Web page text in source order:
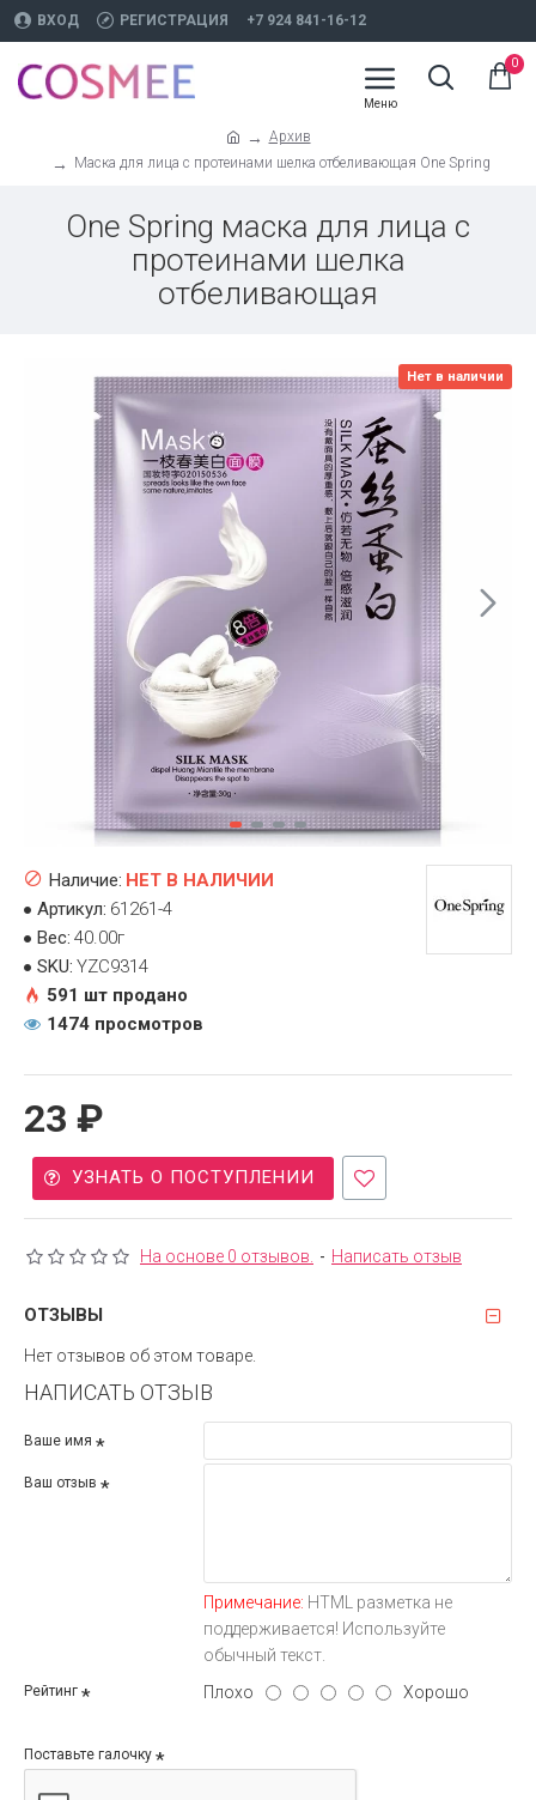
ВХОД РЕГИСТРАЦИЯ +7 924 841-16-12
0
Архив
Маска для лица с протеинами шелка отбеливающая One Spring
One Spring маска для лица с
протеинами шелка
отбеливающая
Нет в наличии
На основе 0 отзывов. - Написать отзыв
23 ₽
Наличие: НЕТ В НАЛИЧИИ
Артикул: 61261-4
Вес: 40.00г
SKU: YZC9314
591 шт продано
1474 просмотров
УЗНАТЬ О ПОСТУПЛЕНИИ
ОТЗЫВЫ
Нет отзывов об этом товаре.
НАПИСАТЬ ОТЗЫВ
Ваше имя
Ваш отзыв
Примечание: HTML разметка не
поддерживается! Используйте
обычный текст.
Рейтинг Плохо Хорошо
Поставьте галочку